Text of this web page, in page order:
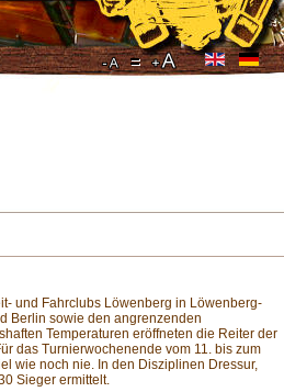
und Fahrclubs Löwenberg in Löwenberg-
Berlin sowie den angrenzenden
Temperaturen eröffneten die Reiter der
das Turnierwochenende vom 11. bis zum
wie noch nie. In den Disziplinen Dressur,
Sieger ermittelt.